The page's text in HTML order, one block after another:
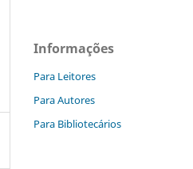
Informações
Para Leitores
Para Autores
Para Bibliotecários